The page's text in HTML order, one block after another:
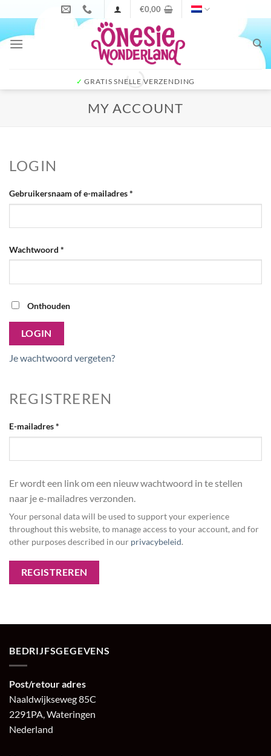
naar
inhoud
€0,00
✓ GRATIS SNELLE VERZENDING
MY ACCOUNT
LOGIN
Gebruikersnaam of e-mailadres*
Wachtwoord *
Onthouden
LOGIN
Je wachtwoord vergeten?
REGISTREREN
E-mailadres*
Er wordt een link om een nieuw wachtwoord in te stellen
naar je e-mailadres verzonden.
Your personal data will be used to support your experience
throughout this website, to manage access to your account, and for
other purposes described in our privacybeleid.
REGISTREREN
BEDRIJFSGEGEVENS
Post/retour adres
Naaldwijkseweg 85C
2291PA, Wateringen
Nederland